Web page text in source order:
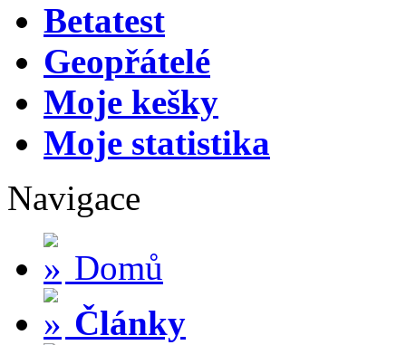
Betatest
Geopřátelé
Moje kešky
Moje statistika
Navigace
Domů
Články